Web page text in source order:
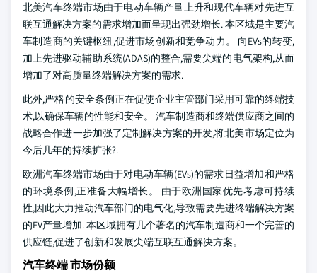
北美汽车终端市场由于电动车辆产量上升和现代车辆对先进互
联互通解决方案的需求增加而呈现出强劲增长. 本区域是主要汽
车制造商的关键枢纽,促进市场创新和竞争动力。 向EVs的转变,
加上先进驱动辅助系统(ADAS)的整合,需要尖端的电气架构,从而
增加了对高质量终端解决方案的需求.
此外,严格的安全条例正在促使企业主管部门采用可靠的终端技
术,以确保车辆的性能和安全。 汽车制造商和终端供应商之间的
战略合作进一步加强了定制解决方案的开发,将北美市场定位为
今后几年的持续扩张?.
欧洲汽车终端市场由于对电动车辆(EVs)的需求日益增加和严格
的环境条例,正准备大幅增长。 由于欧洲国家优先考虑可持续
性,因此大力推动汽车部门的电气化,导致需要先进终端解决方案
的EV产量增加. 本区域拥有几个著名的汽车制造商和一个完善的
供应链,促进了创新和发展尖端互联互通解决方案。
汽车终端 市场份额